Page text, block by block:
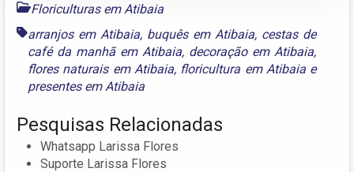
Floriculturas em Atibaia
arranjos em Atibaia, buquês em Atibaia, cestas de
café da manhã em Atibaia, decoração em Atibaia,
flores naturais em Atibaia, floricultura em Atibaia e
presentes em Atibaia
Pesquisas Relacionadas
Whatsapp Larissa Flores
Suporte Larissa Flores